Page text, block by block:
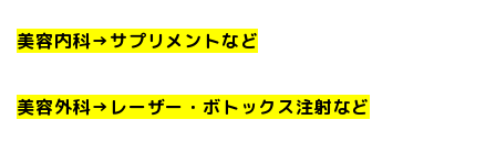
美容内科→サプリメントなど
美容外科→レーザー・ボトックス注射など